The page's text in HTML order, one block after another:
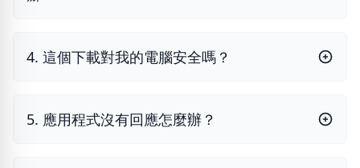
4. 這個下載對我的電腦安全嗎？
5. 應用程式沒有回應怎麼辦？